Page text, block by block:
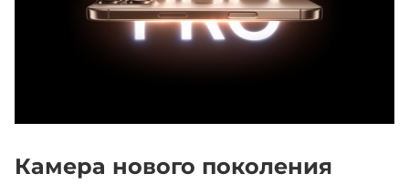
Камера нового поколения